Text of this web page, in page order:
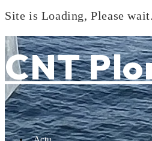
Site is Loading, Please
to
content
CNT